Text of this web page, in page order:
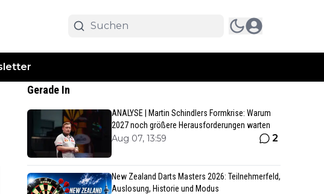
Gerade In
ANALYSE | Martin Schindlers Formkrise: Warum
2027 noch größere Herausforderungen warten
Aug 07, 13:59 2
New Zealand Darts Masters 2026: Teilnehmerfeld,
Auslosung, Historie und Modus